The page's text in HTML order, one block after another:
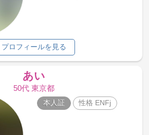
プロフィールを見る
あい
50代 東京都
本人証 性格 ENFj